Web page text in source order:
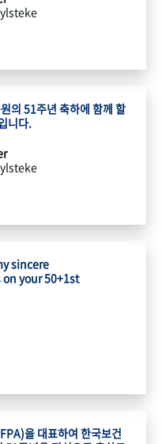
의 51주년 축하에 함께 할
니다.
sincere
your 50+1st
을 대표하여 한국보건